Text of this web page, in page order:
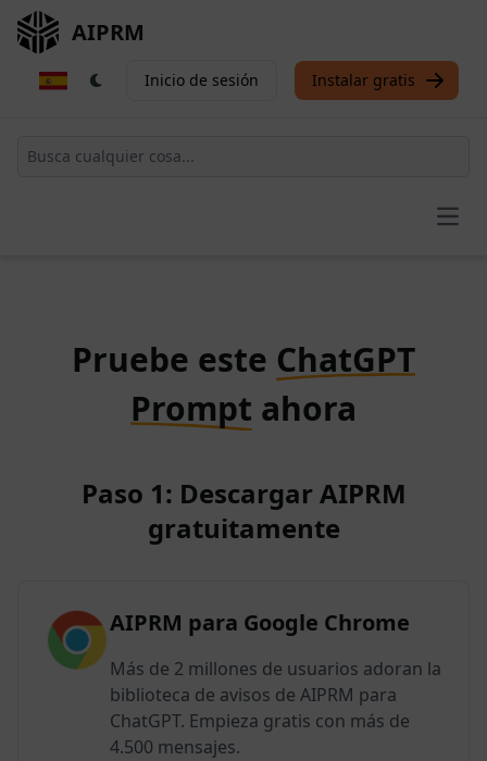
AIPRM
Inicio de sesión Instalar gratis
Pruebe este ChatGPT
Prompt ahora
Paso 1: Descargar AIPRM
gratuitamente
AIPRM para Google Chrome
Más de 2 millones de usuarios adoran la
biblioteca de avisos de AIPRM para
ChatGPT. Empieza gratis con más de
4.500 mensajes.